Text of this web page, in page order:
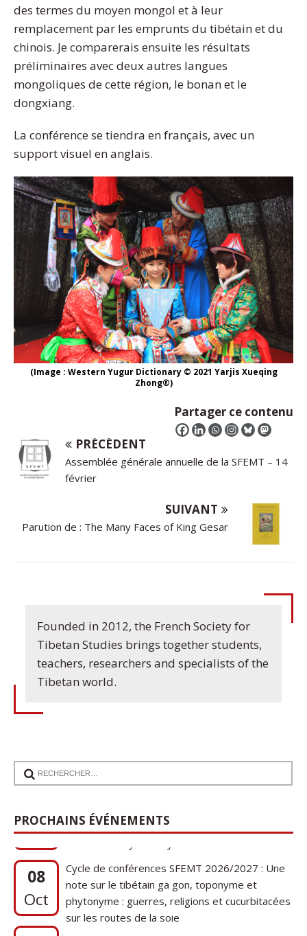
des termes du moyen mongol et à leur
remplacement par les emprunts du tibétain et du
chinois. Je comparerais ensuite les résultats
préliminaires avec deux autres langues
mongoliques de cette région, le bonan et le
dongxiang.
La conférence se tiendra en français, avec un
support visuel en anglais.
(Image : Western Yugur Dictionary © 2021 Yarjis Xueqing
Zhong®)
Partager ce contenu
PRÉCÉDENT
Assemblée générale annuelle de la SFEMT – 14
février
SUIVANT
Parution de : The Many Faces of King Gesar
Founded in 2012, the French Society for
Tibetan Studies brings together students,
teachers, researchers and specialists of the
Tibetan world.
PROCHAINS ÉVÉNEMENTS
Sep
1920s Tibet to 21st-Century Darjeeling: A
Tibetan Family History
08
Oct
note sur le tibétain ga gon, toponyme et
phytonyme : guerres, religions et cucurbitacées
sur les routes de la soie
17